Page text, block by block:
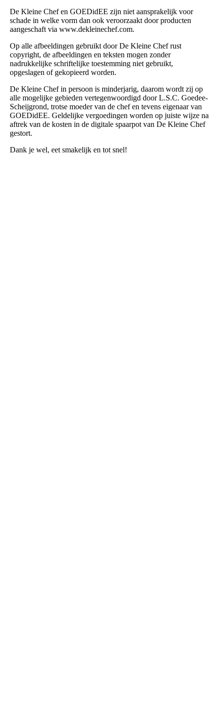
De Kleine Chef en GOEDidEE zijn niet aansprakelijk voor
schade in welke vorm dan ook veroorzaakt door producten
aangeschaft via www.dekleinechef.com.
Op alle afbeeldingen gebruikt door De Kleine Chef rust
copyright, de afbeeldingen en teksten mogen zonder
nadrukkelijke schriftelijke toestemming niet gebruikt,
opgeslagen of gekopieerd worden.
De Kleine Chef in persoon is minderjarig, daarom wordt zij op
alle mogelijke gebieden vertegenwoordigd door L.S.C. Goedee-
Scheijgrond, trotse moeder van de chef en tevens eigenaar van
GOEDidEE. Geldelijke vergoedingen worden op juiste wijze na
aftrek van de kosten in de digitale spaarpot van De Kleine Chef
gestort.
Dank je wel, eet smakelijk en tot snel!